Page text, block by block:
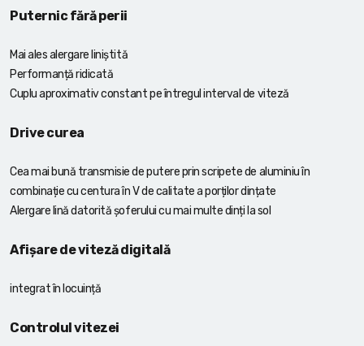
Puternic fără perii
Mai ales alergare liniștită
Performanță ridicată
Cuplu aproximativ constant pe întregul interval de viteză
Drive curea
Cea mai bună transmisie de putere prin scripete de aluminiu în
combinație cu centura în V de calitate a porților dințate
Alergare lină datorită șoferului cu mai multe dinți la sol
Afișare de viteză digitală
integrat în locuință
Controlul vitezei